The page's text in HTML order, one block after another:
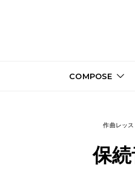
COMPOSE
作曲レッス
保